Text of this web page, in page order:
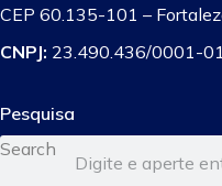
CEP 60.135-101 –
CNPJ: 23.490.436/0001-01
Pesquisa
Search